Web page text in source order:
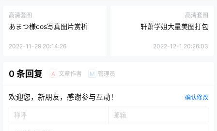
高清套图
あまつ様cos写真图片赏析
2022-11-29 20:14:26
高清套图
轩萧学姐大量美图打包
2022-12-1 20:26:03
0 条回复 A 文章作者 M 管理员
欢迎您，新朋友，感谢参与互动！ 确认修改